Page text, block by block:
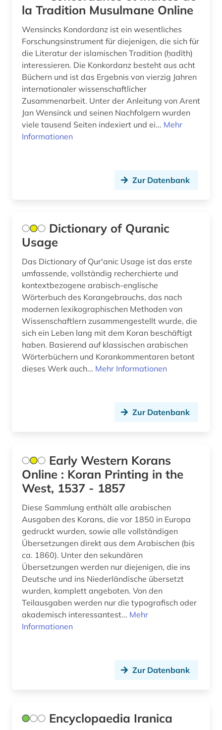
la Tradition Musulmane Online
Wensincks Kondordanz ist ein wesentliches
Forschungsinstrument für diejenigen, die sich für
die Literatur der islamischen Tradition (ḥadīth)
interessieren. Die Konkordanz besteht aus acht
Büchern und ist das Ergebnis von vierzig Jahren
internationaler wissenschaftlicher
Zusammenarbeit. Unter der Anleitung von Arent
Jan Wensinck und seinen Nachfolgern wurden
viele tausend Seiten indexiert und ei... Mehr
Informationen
Zur Datenbank
Dictionary of Quranic
Usage
Das Dictionary of Qur'anic Usage ist das erste
umfassende, vollständig recherchierte und
kontextbezogene arabisch-englische
Wörterbuch des Korangebrauchs, das nach
modernen lexikographischen Methoden von
Wissenschaftlern zusammengestellt wurde, die
sich ein Leben lang mit dem Koran beschäftigt
haben. Basierend auf klassischen arabischen
Wörterbüchern und Korankommentaren betont
dieses Werk auch... Mehr Informationen
Zur Datenbank
Early Western Korans
Online : Koran Printing in the
West, 1537 - 1857
Diese Sammlung enthält alle arabischen
Ausgaben des Korans, die vor 1850 in Europa
gedruckt wurden, sowie alle vollständigen
Übersetzungen direkt aus dem Arabischen (bis
ca. 1860). Unter den sekundären
Übersetzungen werden nur diejenigen, die ins
Deutsche und ins Niederländische übersetzt
wurden, komplett angeboten. Von den
Teilausgaben werden nur die typografisch oder
akademisch interessantest... Mehr
Informationen
Zur Datenbank
Encyclopaedia Iranica